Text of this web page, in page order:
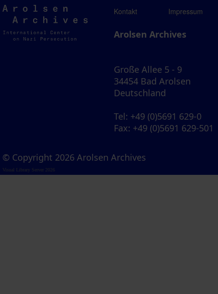
Arolsen
Archives
Kontakt Impressum
Arolsen Archives
Große Allee 5 - 9
34454 Bad Arolsen
Deutschland
Tel: +49 (0)5691 629-0
Fax: +49 (0)5691 629-501
© Copyright 2026 Arolsen Archives
Visual Library Server 2026